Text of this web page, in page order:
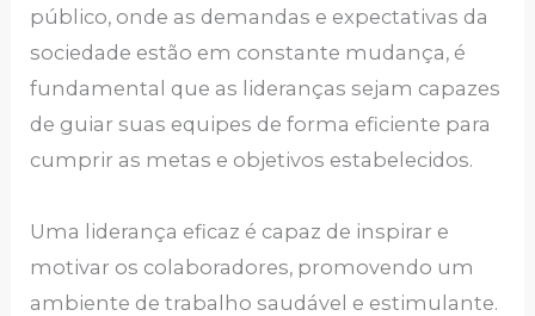
público, onde as demandas e expectativas da
sociedade estão em constante mudança, é
fundamental que as lideranças sejam capazes
de guiar suas equipes de forma eficiente para
cumprir as metas e objetivos estabelecidos.
Uma liderança eficaz é capaz de inspirar e
motivar os colaboradores, promovendo um
ambiente de trabalho saudável e estimulante.